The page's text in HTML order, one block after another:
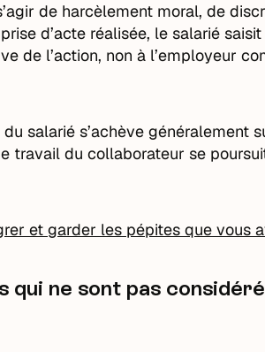
de harcèlement moral, de
d’acte réalisée, le salarié
de l’action, non à l’employeur
salarié s’achève généralement
travail du collaborateur se
et garder les pépites que vous
qui ne sont pas